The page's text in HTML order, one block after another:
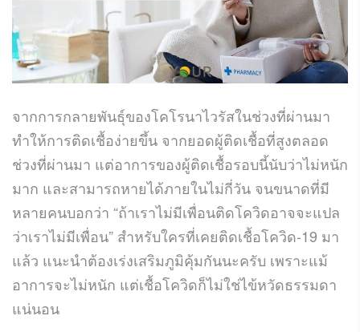
จากการกลายพันธุ์ของโคโรนาไวรัสในช่วงที่ผ่านมา
ทำให้การติดเชื้อง่ายขึ้น จากยอดผู้ติดเชื้อที่สูงตลอด
ช่วงที่ผ่านมา แต่อาการของผู้ติดเชื้อรอบนี้นับว่าไม่หนัก
มาก และสามารถหายได้ภายในไม่กี่วัน จนขนาดที่มี
หลายคนบอกว่า “ถ้าเราไม่มีเพื่อนติดโควิดอาจจะแปล
ว่าเราไม่มีเพื่อน” สำหรับใครที่เคยติดเชื้อโควิด-19 มา
แล้ว แนะนำต้องเร่งเสริมภูมิคุ้มกันนะครับ เพราะแม้
อาการจะไม่หนัก แต่เชื้อโควิดก็ไม่ใช่ไข้หวัดธรรมดา
แน่นอน